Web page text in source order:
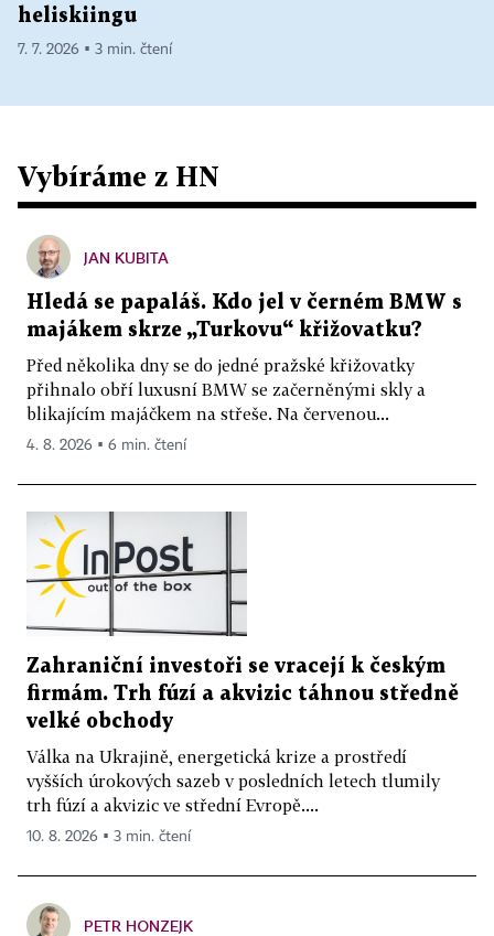
heliskiingu
7. 7. 2026 ▪ 3 min. čtení
Vybíráme z HN
JAN KUBITA
Hledá se papaláš. Kdo jel v černém BMW s
majákem skrze „Turkovu“ křižovatku?
Před několika dny se do jedné pražské křižovatky
přihnalo obří luxusní BMW se začerněnými skly a
blikajícím majáčkem na střeše. Na červenou...
4. 8. 2026 ▪ 6 min. čtení
Zahraniční investoři se vracejí k českým
firmám. Trh fúzí a akvizic táhnou středně
velké obchody
Válka na Ukrajině, energetická krize a prostředí
vyšších úrokových sazeb v posledních letech tlumily
trh fúzí a akvizic ve střední Evropě....
10. 8. 2026 ▪ 3 min. čtení
PETR HONZEJK